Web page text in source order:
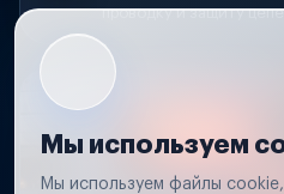
проводку и защиту
Мы используем
Мы используем файлы